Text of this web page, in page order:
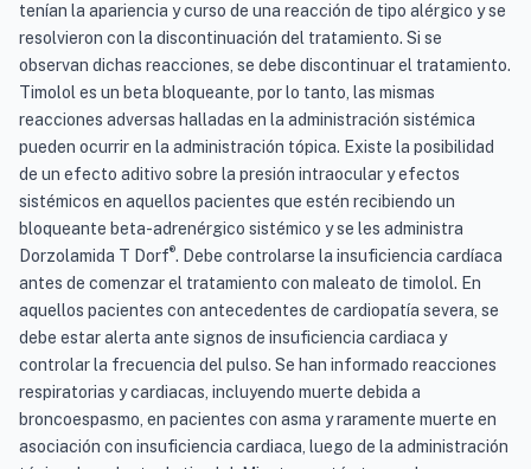
tenían la apariencia y curso de una reacción de tipo alérgico y se
resolvieron con la discontinuación del tratamiento. Si se
observan dichas reacciones, se debe discontinuar el tratamiento.
Timolol es un beta bloqueante, por lo tanto, las mismas
reacciones adversas halladas en la administración sistémica
pueden ocurrir en la administración tópica. Existe la posibilidad
de un efecto aditivo sobre la presión intraocular y efectos
sistémicos en aquellos pacientes que estén recibiendo un
bloqueante beta-adrenérgico sistémico y se les administra
Dorzolamida T Dorf®. Debe controlarse la insuficiencia cardíaca
antes de comenzar el tratamiento con maleato de timolol. En
aquellos pacientes con antecedentes de cardiopatía severa, se
debe estar alerta ante signos de insuficiencia cardiaca y
controlar la frecuencia del pulso. Se han informado reacciones
respiratorias y cardiacas, incluyendo muerte debida a
broncoespasmo, en pacientes con asma y raramente muerte en
asociación con insuficiencia cardiaca, luego de la administración